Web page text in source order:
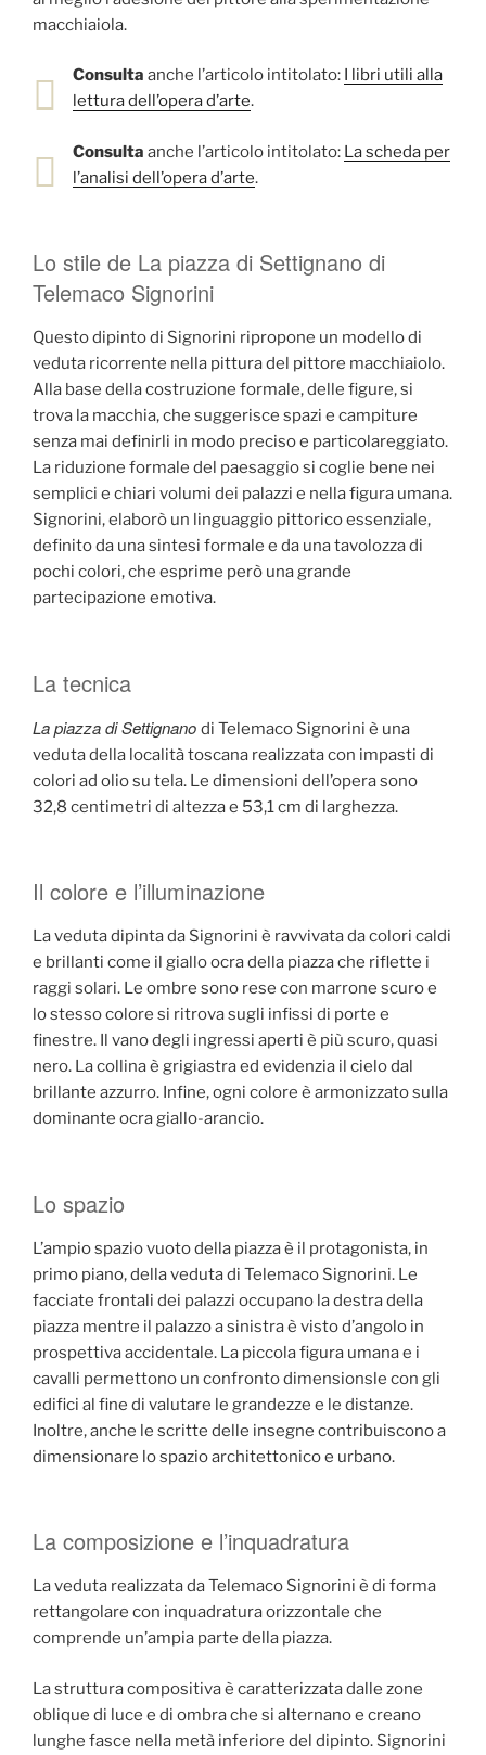
macchiaiola.
Consulta anche l’articolo intitolato: I libri utili alla
lettura dell’opera d’arte.
Consulta anche l’articolo intitolato: La scheda per
l’analisi dell’opera d’arte.
Lo stile de La piazza di Settignano di
Telemaco Signorini
Questo dipinto di Signorini ripropone un modello di
veduta ricorrente nella pittura del pittore macchiaiolo.
Alla base della costruzione formale, delle figure, si
trova la macchia, che suggerisce spazi e campiture
senza mai definirli in modo preciso e particolareggiato.
La riduzione formale del paesaggio si coglie bene nei
semplici e chiari volumi dei palazzi e nella figura umana.
Signorini, elaborò un linguaggio pittorico essenziale,
definito da una sintesi formale e da una tavolozza di
pochi colori, che esprime però una grande
partecipazione emotiva.
La tecnica
La piazza di Settignano di Telemaco Signorini è una
veduta della località toscana realizzata con impasti di
colori ad olio su tela. Le dimensioni dell’opera sono
32,8 centimetri di altezza e 53,1 cm di larghezza.
Il colore e l’illuminazione
La veduta dipinta da Signorini è ravvivata da colori caldi
e brillanti come il giallo ocra della piazza che riflette i
raggi solari. Le ombre sono rese con marrone scuro e
lo stesso colore si ritrova sugli infissi di porte e
finestre. Il vano degli ingressi aperti è più scuro, quasi
nero. La collina è grigiastra ed evidenzia il cielo dal
brillante azzurro. Infine, ogni colore è armonizzato sulla
dominante ocra giallo-arancio.
Lo spazio
L’ampio spazio vuoto della piazza è il protagonista, in
primo piano, della veduta di Telemaco Signorini. Le
facciate frontali dei palazzi occupano la destra della
piazza mentre il palazzo a sinistra è visto d’angolo in
prospettiva accidentale. La piccola figura umana e i
cavalli permettono un confronto dimensionsle con gli
edifici al fine di valutare le grandezze e le distanze.
Inoltre, anche le scritte delle insegne contribuiscono a
dimensionare lo spazio architettonico e urbano.
La composizione e l’inquadratura
La veduta realizzata da Telemaco Signorini è di forma
rettangolare con inquadratura orizzontale che
comprende un’ampia parte della piazza.
La struttura compositiva è caratterizzata dalle zone
oblique di luce e di ombra che si alternano e creano
lunghe fasce nella metà inferiore del dipinto. Signorini